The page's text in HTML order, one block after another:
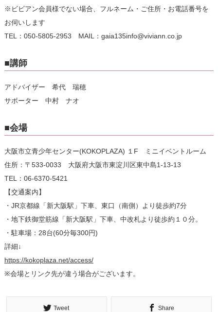
※ビビアン会員様でない場合、フルネーム・ご住所・お電話番号を
お伺いします
TEL：050-5805-2953 MAIL：gaia135info@viviann.co.jp
■講師
アドバイザー 希代 瑞穂
サポーター 中村 ナオ
■会場
大阪市立青少年センター(KOKOPLAZA) １F ミニイベントルーム
住所：〒533-0033 大阪府大阪市東淀川区東中島1-13-13
TEL：06-6370-5421
【交通案内】
・JR京都線「新大阪駅」下車、東口（南側）より徒歩約7分
・地下鉄御堂筋線「新大阪駅」下車、中改札より徒歩約１０分。
・駐車場：28台(60分毎300円)
詳細↓
https://kokoplaza.net/access/
※会場とリンク先が違う場合がございます。
Tweet Share